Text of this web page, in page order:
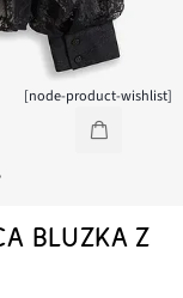
[node-product-wishlist]
BLUZKA Z